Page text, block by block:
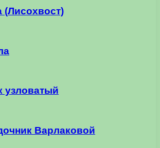
(Лисохвост)
узловатый
Варлаковой